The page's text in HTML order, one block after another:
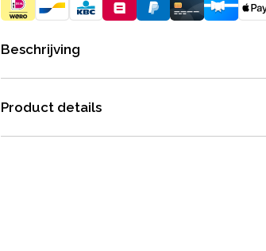
Beschrijving
Product details